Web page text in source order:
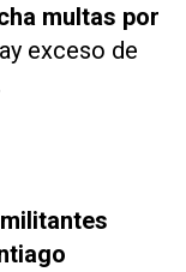
multas por
exceso de